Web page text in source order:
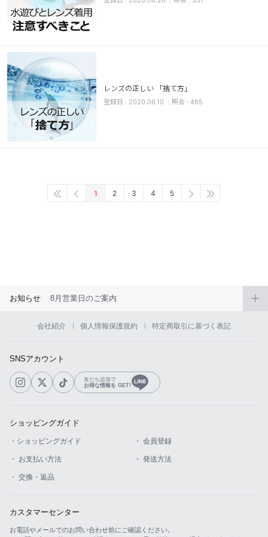
レンズの正しい 「捨て方」
2020.06.10 465
1 2 3 4 5
お知らせ 8月営業日のご案内
会社紹介 個人情報保護規約 特定商取引に基づく表記
SNSアカウント
友だち追加で
お得な情報を GET!
ショッピングガイド
・ショッピングガイド ・ 会員登録
・ お支払い方法 ・ 発送方法
・ 交換・返品
カスタマーセンター
お電話やメールでのお問い合わせ前にご確認ください。